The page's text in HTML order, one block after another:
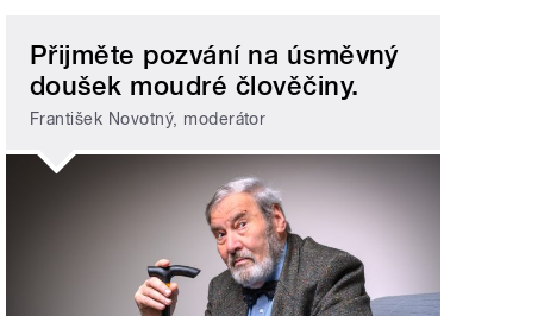
Přijměte pozvání na úsměvný
doušek moudré člověčiny.
František Novotný, moderátor